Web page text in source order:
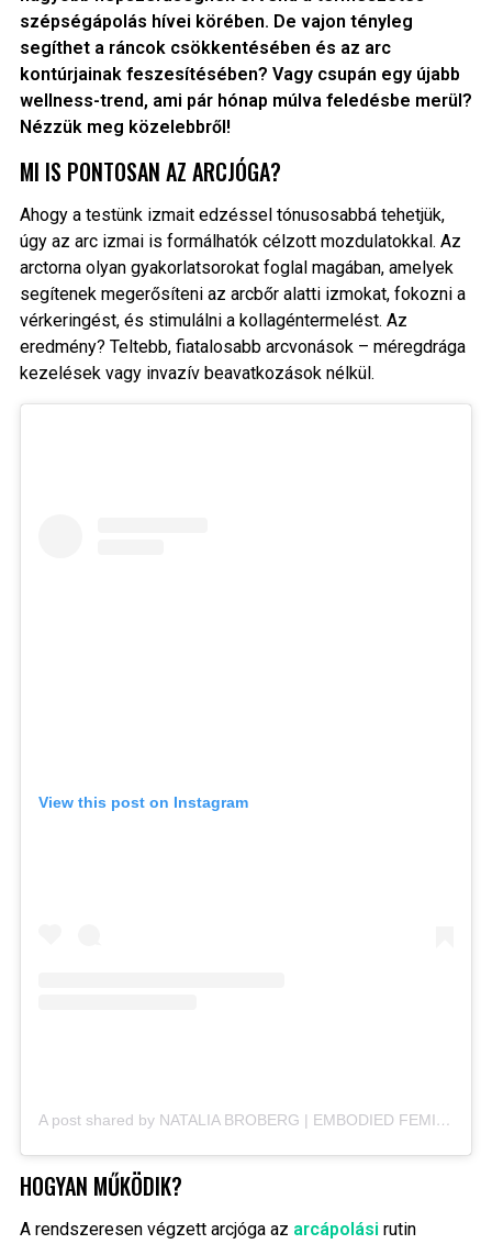
szépségápolás hívei körében. De vajon tényleg
segíthet a ráncok csökkentésében és az arc
kontúrjainak feszesítésében? Vagy csupán egy újabb
wellness-trend, ami pár hónap múlva feledésbe merül?
Nézzük meg közelebbről!
MI IS PONTOSAN AZ ARCJÓGA?
Ahogy a testünk izmait edzéssel tónusosabbá tehetjük,
úgy az arc izmai is formálhatók célzott mozdulatokkal. Az
arctorna olyan gyakorlatsorokat foglal magában, amelyek
segítenek megerősíteni az arcbőr alatti izmokat, fokozni a
vérkeringést, és stimulálni a kollagéntermelést. Az
eredmény? Teltebb, fiatalosabb arcvonások – méregdrága
kezelések vagy invazív beavatkozások nélkül.
View this post on Instagram
A post shared by NATALIA BROBERG | EMBODIED FEMININE LEADERSHIP (@iam_nataliabroberg)
HOGYAN MŰKÖDIK?
A rendszeresen végzett arcjóga az arcápolási rutin